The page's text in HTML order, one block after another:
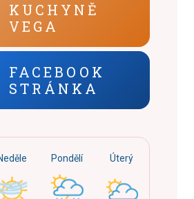
KUCHYNĚ
VEGA
FACEBOOK
STRÁNKA
Pondělí Úterý